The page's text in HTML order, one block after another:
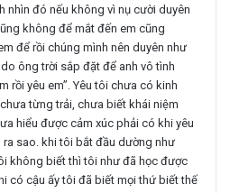
nhìn đó nếu không vì nụ cười duyên
không để mắt đến em cũng
để rồi chúng mình nên duyên như
do ông trời sắp đặt để anh vô tình
rồi yêu em”. Yêu tôi chưa có kinh
từng trải, chưa biết khái niệm
hiểu được cảm xúc phải có khi yêu
ra sao. khi tôi bắt đầu dường như
không biết thì tôi như đã học được
có cậu ấy tôi đã biết mọi thứ biết thế